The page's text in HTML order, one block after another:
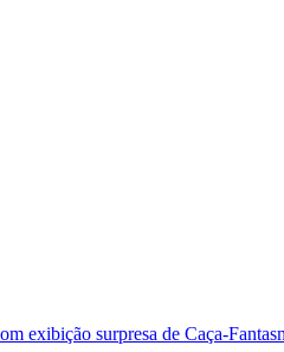
exibição surpresa de Caça-